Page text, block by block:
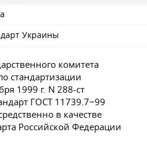
Украины
комитета
стандартизации
1999 г. N 288-ст
ГОСТ 11739.7−99
в качестве
Российской Федерации